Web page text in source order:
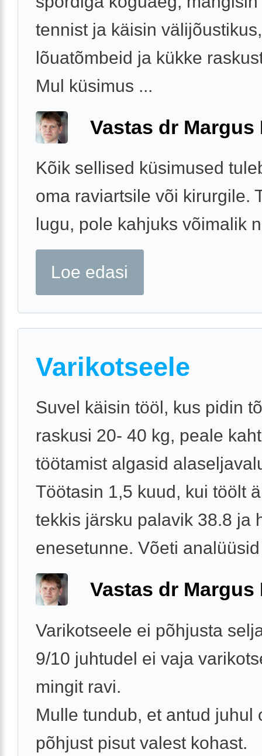
tennist ja käisin
lõuatõmbeid ja kükke
Mul küsimus ...
Vastas dr Margus
Kõik sellised küsimused
oma raviartsile või kirurgile.
lugu, pole kahjuks võimalik
Loe edasi
Varikotseele
Suvel käisin tööl, kus pidin
raskusi 20- 40 kg, peale
töötamist algasid
Töötasin 1,5 kuud, kui töölt
tekkis järsku palavik 38.8 ja
enesetunne. Võeti
Vastas dr Margus
Varikotseele ei põhjusta
9/10 juhtudel ei vaja
mingit ravi.
Mulle tundub, et antud juhul
põhjust pisut valest kohast.